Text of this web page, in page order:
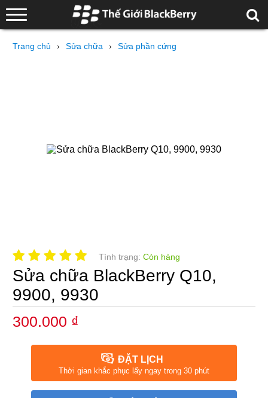
Trang chủ › Sửa chữa › Sửa phần cứng
Tình trạng:Còn hàng
Sửa chữa BlackBerry Q10,
9900, 9930
300.000 ₫
ĐẶT LỊCH
Thời gian khắc phục lấy ngay trong 30 phút